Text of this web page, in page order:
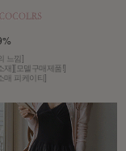
느낌]
재][모델구매제품!]
매 피케이티]